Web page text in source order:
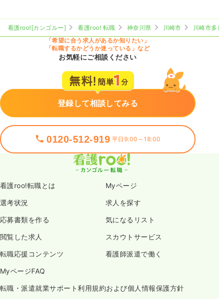
看護roo![カンゴルー] 看護roo! 転職 神奈川県 川崎市
川崎市
「希望に合う求人があるか知りたい」
「転職するかどうか迷っている」など
お気軽にご相談ください
登録して相談してみる
0120-512-919 平日9:00～18:00
看護roo!転職とは Myページ
選考状況 求人を探す
応募書類を作る 気になるリスト
閲覧した求人 スカウトサービス
転職応援コンテンツ 看護師派遣で働く
MyページFAQ
転職・派遣就業サポート利用規約および個人情報保護方針